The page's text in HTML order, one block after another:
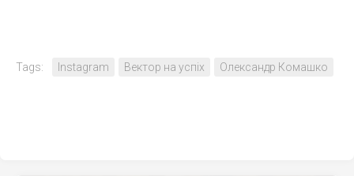
Tags: Instagram Вектор на успіх Олександр Комашко